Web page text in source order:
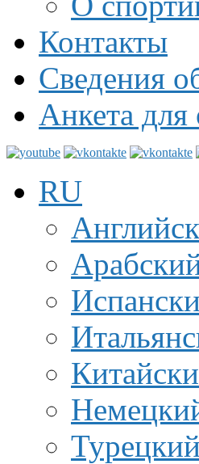
Контакты
Сведения
Анкета для
RU
Турецкий